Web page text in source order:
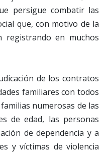
persigue combatir las
que, con motivo de la
registrando en muchos
de los contratos
familiares con todos
numerosas de las
de edad, las personas
de dependencia y a
y víctimas de violencia